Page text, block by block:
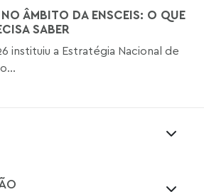
ÂMBITO DA ENSCEIS: O QUE
SABER
instituiu a Estratégia Nacional de